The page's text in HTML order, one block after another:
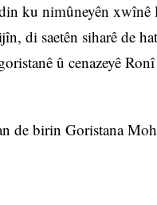
ku nimûneyên xwînê
di saetên siharê de
û cenazeyê
de birin Goristana